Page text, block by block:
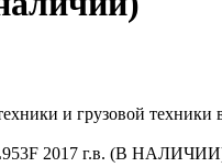
и грузовой
2017 г.в. (В